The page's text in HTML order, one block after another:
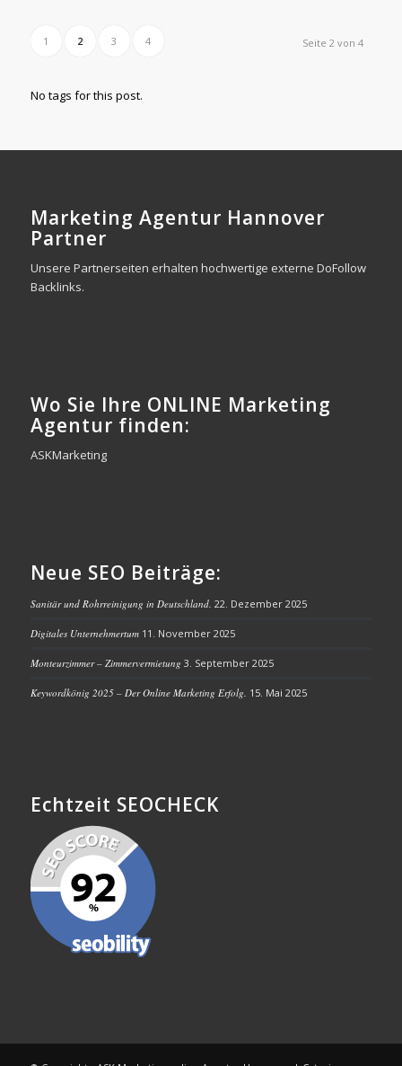
Seite 2 von 4
1 2 3 4
No tags for this post.
Marketing Agentur Hannover
Partner
Unsere Partnerseiten erhalten hochwertige externe DoFollow
Backlinks.
Wo Sie Ihre ONLINE Marketing
Agentur finden:
ASKMarketing
Neue SEO Beiträge:
Sanitär und Rohrreinigung in Deutschland. 22. Dezember 2025
Digitales Unternehmertum 11. November 2025
Monteurzimmer – Zimmervermietung 3. September 2025
Keywordkönig 2025 – Der Online Marketing Erfolg. 15. Mai 2025
Echtzeit SEOCHECK